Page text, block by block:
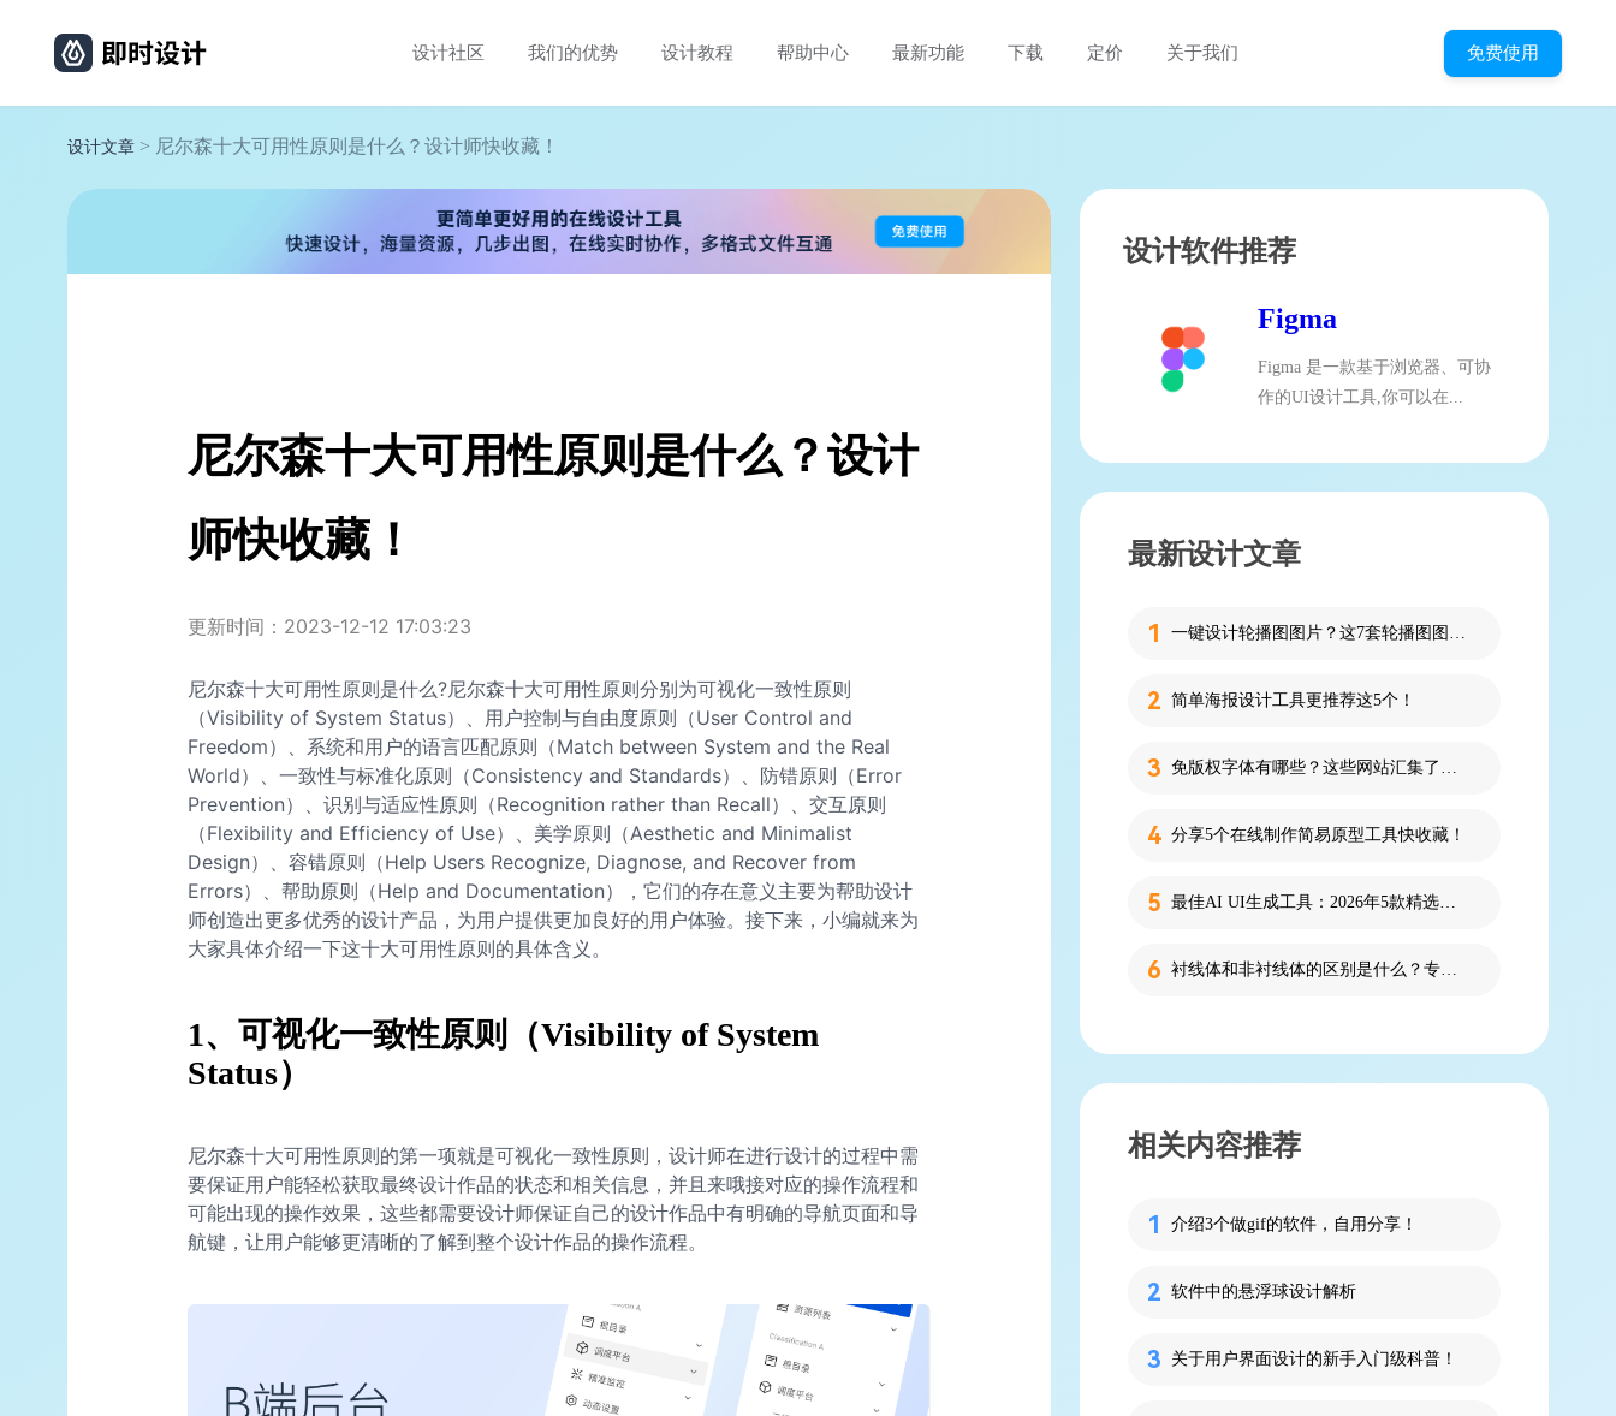
设计社区 我们的优势 设计教程 帮助中心 最新功能 下载 定价 关于我们 免费使用
设计文章 > 尼尔森十大可用性原则是什么？设计师快收藏！
尼尔森十大可用性原则是什么？设计
师快收藏！
更新时间：2023-12-12 17:03:23
尼尔森十大可用性原则是什么?尼尔森十大可用性原则分别为可视化一致性原则
（Visibility of System Status）、用户控制与自由度原则（User Control and
Freedom）、系统和用户的语言匹配原则（Match between System and the Real
World）、一致性与标准化原则（Consistency and Standards）、防错原则（Error
Prevention）、识别与适应性原则（Recognition rather than Recall）、交互原则
（Flexibility and Efficiency of Use）、美学原则（Aesthetic and Minimalist
Design）、容错原则（Help Users Recognize, Diagnose, and Recover from
Errors）、帮助原则（Help and Documentation），它们的存在意义主要为帮助设计
师创造出更多优秀的设计产品，为用户提供更加良好的用户体验。接下来，小编就来为
大家具体介绍一下这十大可用性原则的具体含义。
1、可视化一致性原则（Visibility of System
Status）
尼尔森十大可用性原则的第一项就是可视化一致性原则，设计师在进行设计的过程中需
要保证用户能轻松获取最终设计作品的状态和相关信息，并且来哦接对应的操作流程和
可能出现的操作效果，这些都需要设计师保证自己的设计作品中有明确的导航页面和导
航键，让用户能够更清晰的了解到整个设计作品的操作流程。
设计软件推荐
Figma
Figma 是一款基于浏览器、可协
作的UI设计工具,你可以在...
最新设计文章
一键设计轮播图图片？这7套轮播图图片资源快收藏！
简单海报设计工具更推荐这5个！
免版权字体有哪些？这些网站汇集了近百款免版权字体！
分享5个在线制作简易原型工具快收藏！
最佳AI UI生成工具：2026年5款精选，新手零代码快速制作界面
衬线体和非衬线体的区别是什么？专为设计新人解答！
相关内容推荐
介绍3个做gif的软件，自用分享！
软件中的悬浮球设计解析
关于用户界面设计的新手入门级科普！